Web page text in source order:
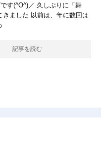
す(^O^)／ 久しぶりに「舞
きました 以前は、年に数回は
記事を読む